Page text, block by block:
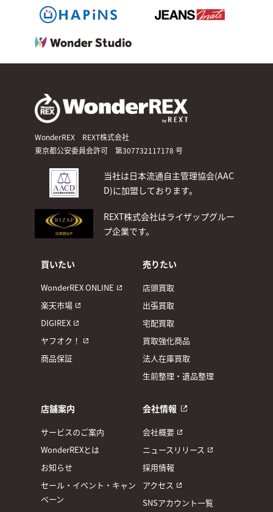
WonderREX REXT株式会社
東京都公安委員会許可 第307732117178 号
当社は日本流通自主管理協会(AAC
D)に加盟しております。
REXT株式会社はライザップグルー
プ企業です。
買いたい
WonderREX ONLINE
楽天市場
DIGIREX
ヤフオク！
商品保証
売りたい
店頭買取
出張買取
宅配買取
買取強化商品
法人在庫買取
生前整理・遺品整理
店舗案内
サービスのご案内
WonderREXとは
お知らせ
セール・イベント・キャン
ペーン
会社情報
会社概要
ニュースリリース
採用情報
アクセス
SNSアカウント一覧